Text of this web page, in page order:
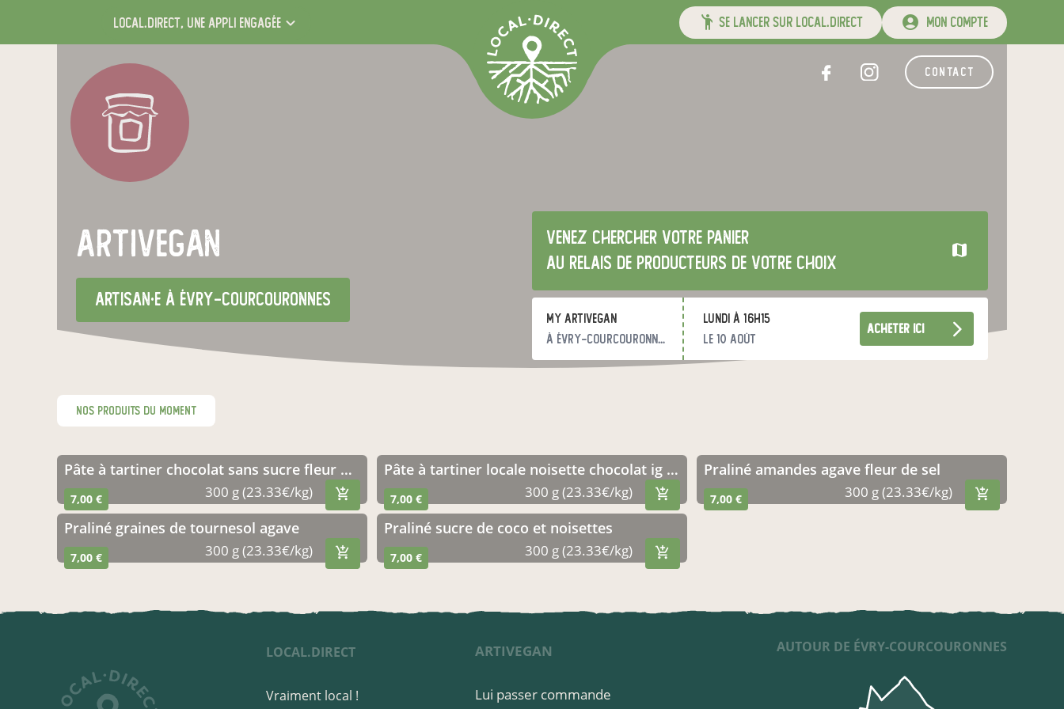
local.direct, une appli engagée se lancer sur local.direct mon compte
contact
artivegan
artisan·e à Évry-Courcouronnes
Venez chercher votre panier
au relais de producteurs de votre choix
my artivegan
à Évry-Courcouronnes
lundi à 16h15
le 10 août
acheter ici
nos produits du moment
Pâte à tartiner chocolat sans sucre fleur de sel
7,00 € 300 g (23.33€/kg)
Pâte à tartiner locale noisette chocolat ig bas
7,00 € 300 g (23.33€/kg)
Praliné amandes agave fleur de sel
7,00 € 300 g (23.33€/kg)
Praliné graines de tournesol agave
7,00 € 300 g (23.33€/kg)
Praliné sucre de coco et noisettes
7,00 € 300 g (23.33€/kg)
LOCAL.DIRECT
Vraiment local !
ARTIVEGAN
Lui passer commande
AUTOUR DE ÉVRY-COURCOURONNES